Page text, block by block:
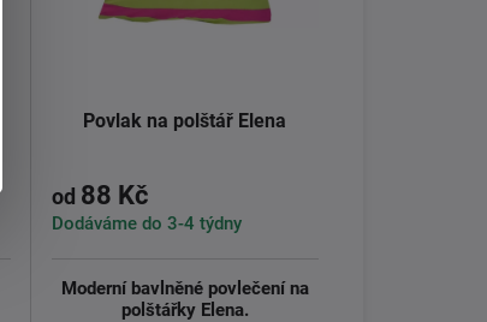
Povlak na polštář Elena
od 88 Kč
Dodáváme do 3-4 týdny
Moderní bavlněné povlečení na
polštářky Elena.